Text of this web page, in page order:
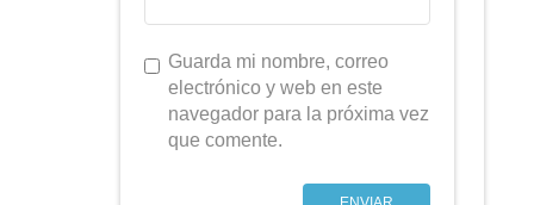
Guarda mi nombre, correo
electrónico y web en este
navegador para la próxima vez
que comente.